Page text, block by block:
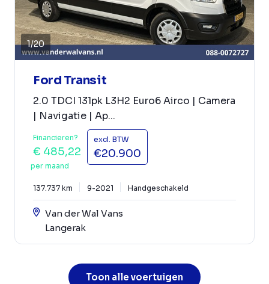
1/20
Ford Transit
2.0 TDCI 131pk L3H2 Euro6 Airco | Camera
| Navigatie | Ap...
Financieren?
€ 485,22
per maand
excl. BTW
€20.900
137.737 km 9-2021 Handgeschakeld
Van der Wal Vans
Langerak
Toon alle voertuigen